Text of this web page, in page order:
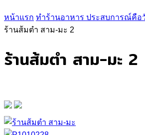
หน้าแรก ทำร้านอาหาร ประสบการณ์คือ
ร้านส้มตำ สาม-มะ 2
ร้านส้มตำ สาม-มะ 2